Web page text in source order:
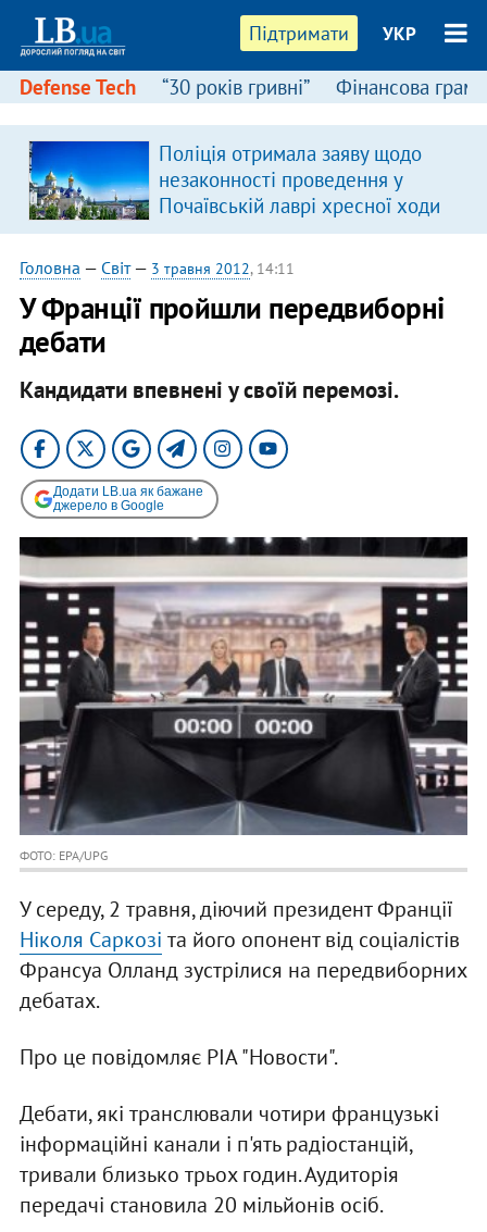
Підтримати УКР
Defense Tech “30 років гривні” Фінансова
Поліція отримала заяву щодо
незаконності проведення у
Почаївській лаврі хресної ходи
Головна — Світ— 3 травня 2012, 14:11
У Франції пройшли передвиборні
дебати
Кандидати впевнені у своїй перемозі.
Додати LB.ua як бажане
джерело в Google
ФОТО: EPA/UPG
У середу, 2 травня, діючий президент Франції
Ніколя Саркозі та його опонент від соціалістів
Франсуа Олланд зустрілися на передвиборних
дебатах.
Про це повідомляє РІА "Новости".
Дебати, які транслювали чотири французькі
інформаційні канали і п'ять радіостанцій,
тривали близько трьох годин. Аудиторія
передачі становила 20 мільйонів осіб.